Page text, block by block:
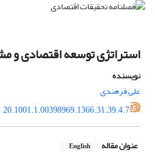
استراتژی توسعه اقتصادی
نویسنده
علی فرهندی
20.1001.1.00398969.1366.31.39.4.7
عنوان مقاله English